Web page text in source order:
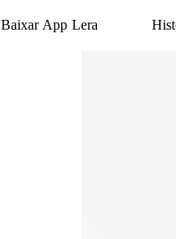
Baixar App Lera